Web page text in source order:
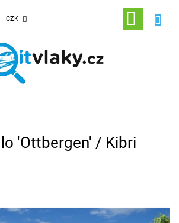
CZK
NÁKUPNÍ
KOŠÍK
'Ottbergen' / Kibri